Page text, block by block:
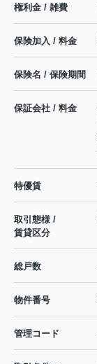
権利金 / 雑費
保険加入 / 料金
保険名 / 保険期間
保証会社 / 料金
特優賃
取引態様 /
賃貸区分
総戸数
物件番号
管理コード